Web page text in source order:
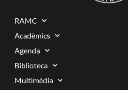
RAMC
Acadèmics
Agenda
Biblioteca
Multimèdia